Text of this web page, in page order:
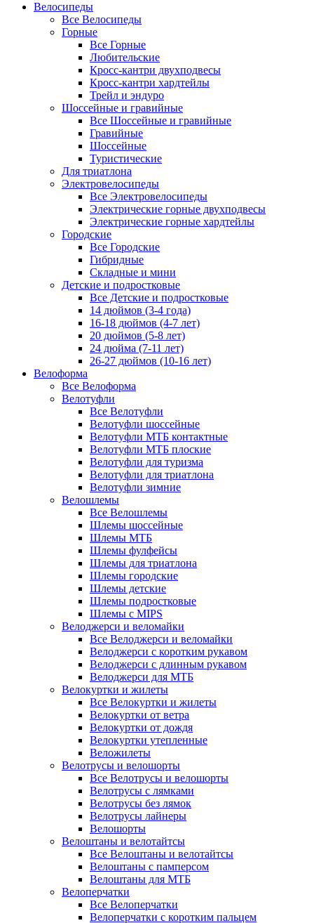
Велосипеды
Все Велосипеды
Горные
Все Горные
Любительские
Кросс-кантри двухподвесы
Кросс-кантри хардтейлы
Трейл и эндуро
Шоссейные и гравийные
Все Шоссейные и гравийные
Гравийные
Шоссейные
Туристические
Для триатлона
Электровелосипеды
Все Электровелосипеды
Электрические горные двухподвесы
Электрические горные хардтейлы
Городские
Все Городские
Гибридные
Складные и мини
Детские и подростковые
Все Детские и подростковые
14 дюймов (3-4 года)
16-18 дюймов (4-7 лет)
20 дюймов (5-8 лет)
24 дюйма (7-11 лет)
26-27 дюймов (10-16 лет)
Велоформа
Все Велоформа
Велотуфли
Все Велотуфли
Велотуфли шоссейные
Велотуфли МТБ контактные
Велотуфли МТБ плоские
Велотуфли для туризма
Велотуфли для триатлона
Велотуфли зимние
Велошлемы
Все Велошлемы
Шлемы шоссейные
Шлемы МТБ
Шлемы фулфейсы
Шлемы для триатлона
Шлемы городские
Шлемы детские
Шлемы подростковые
Шлемы с MIPS
Велоджерси и веломайки
Все Велоджерси и веломайки
Велоджерси с коротким рукавом
Велоджерси с длинным рукавом
Велоджерси для МТБ
Велокуртки и жилеты
Все Велокуртки и жилеты
Велокуртки от ветра
Велокуртки от дождя
Велокуртки утепленные
Веложилеты
Велотрусы и велошорты
Все Велотрусы и велошорты
Велотрусы с лямками
Велотрусы без лямок
Велотрусы лайнеры
Велошорты
Велоштаны и велотайтсы
Все Велоштаны и велотайтсы
Велоштаны с памперсом
Велоштаны для МТБ
Велоперчатки
Все Велоперчатки
Велоперчатки с коротким пальцем